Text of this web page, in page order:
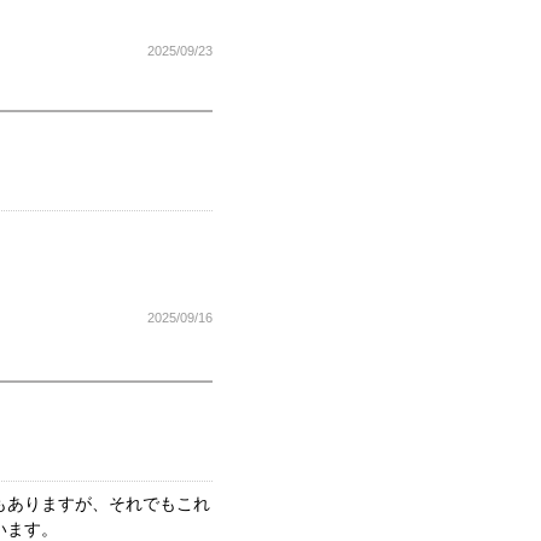
2025/09/23
2025/09/16
りますが、それでもこれ
す。